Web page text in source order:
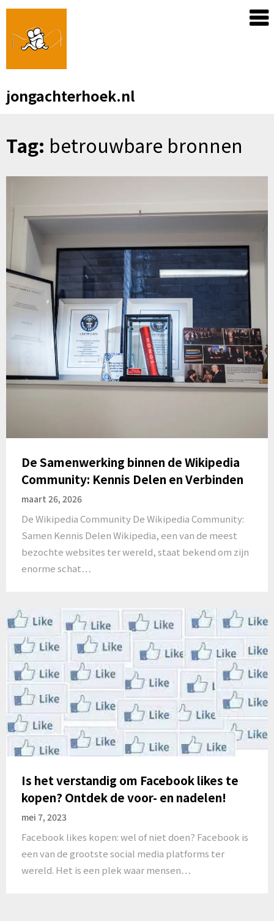
Skip
content
jongachterhoek.nl
Tag: betrouwbare bronnen
De Samenwerking binnen de Wikipedia
Community: Kennis Delen en Verbinden
maart 26, 2026
De Wikipedia Community De Wikipedia Community:
Samen Kennis Delen Wikipedia, een van de meest
bezochte websites ter wereld, staat bekend om zijn
enorme schat…
Is het verstandig om Facebook likes te
kopen? Ontdek de voor- en nadelen!
mei 7, 2023
Facebook likes kopen: wel of niet doen? Facebook is
een van de grootste social media platforms ter
wereld. Het is een plek waar mensen…